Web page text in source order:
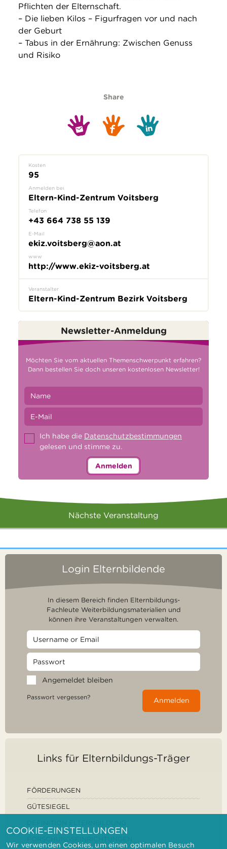
Pflichten der Elternschaft.
– Die lieben Kilos – Figurfragen vor und nach
der Geburt
– Tabus in der Ernährung: Zwischen Genuss
und Risiko
Share
Kosten
95
Anmelden bei
Eltern-Kind-Zentrum Voitsberg
Telefon
+43 664 738 55 139
E-Mail
ekiz.voitsberg@aon.at
www
http://www.ekiz-voitsberg.at
Veranstalter
Eltern-Kind-Zentrum Bezirk Voitsberg
Newsletter-Anmeldung
Möchten Sie vom aktuellen Themenschwerpunkt erfahren?
Dann bestellen Sie doch unseren kostenlosen Newsletter!
Ich habe die Datenschutzbestimmungen
gelesen und stimme zu.
Anmelden
Nächste Veranstaltung
Login Elternbildende
In diesem Bereich finden Elternbildungs-
Fachleute Weiterbildungsmaterialien und
können ihre Veranstaltungen verwalten.
Angemeldet bleiben
Passwort vergessen? Anmelden
Links für Elternbildungs-Träger
FÖRDERUNGEN
GÜTESIEGEL
COOKIE-EINSTELLUNGEN
Wir verwenden Cookies, um einen optimalen Besuch